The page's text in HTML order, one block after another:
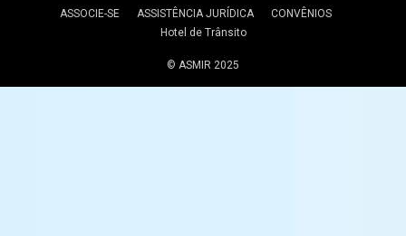
ASSOCIE-SE ASSISTÊNCIA JURÍDICA
CONVÊNIOS
Hotel de Trânsito
© ASMIR 2025